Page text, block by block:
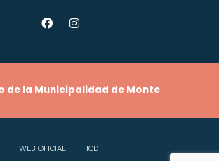
de la Municipalidad de Monte
WEB OFICIAL HCD